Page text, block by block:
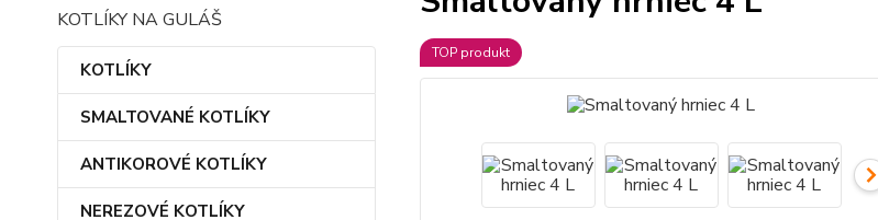
KOTLÍKY NA GULÁŠ
KOTLÍKY
SMALTOVANÉ KOTLÍKY
ANTIKOROVÉ KOTLÍKY
NEREZOVÉ KOTLÍKY
TOP produkt